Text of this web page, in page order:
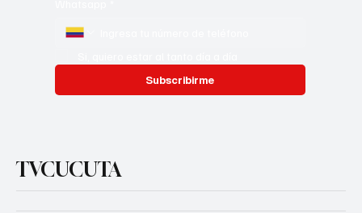
Subscribirme
TVCUCUTA